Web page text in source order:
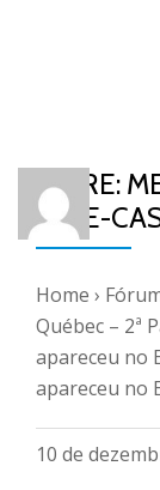
RE: RE:
NO E-
Home ›
Québec – 2ª
apareceu no
apareceu no
10 de